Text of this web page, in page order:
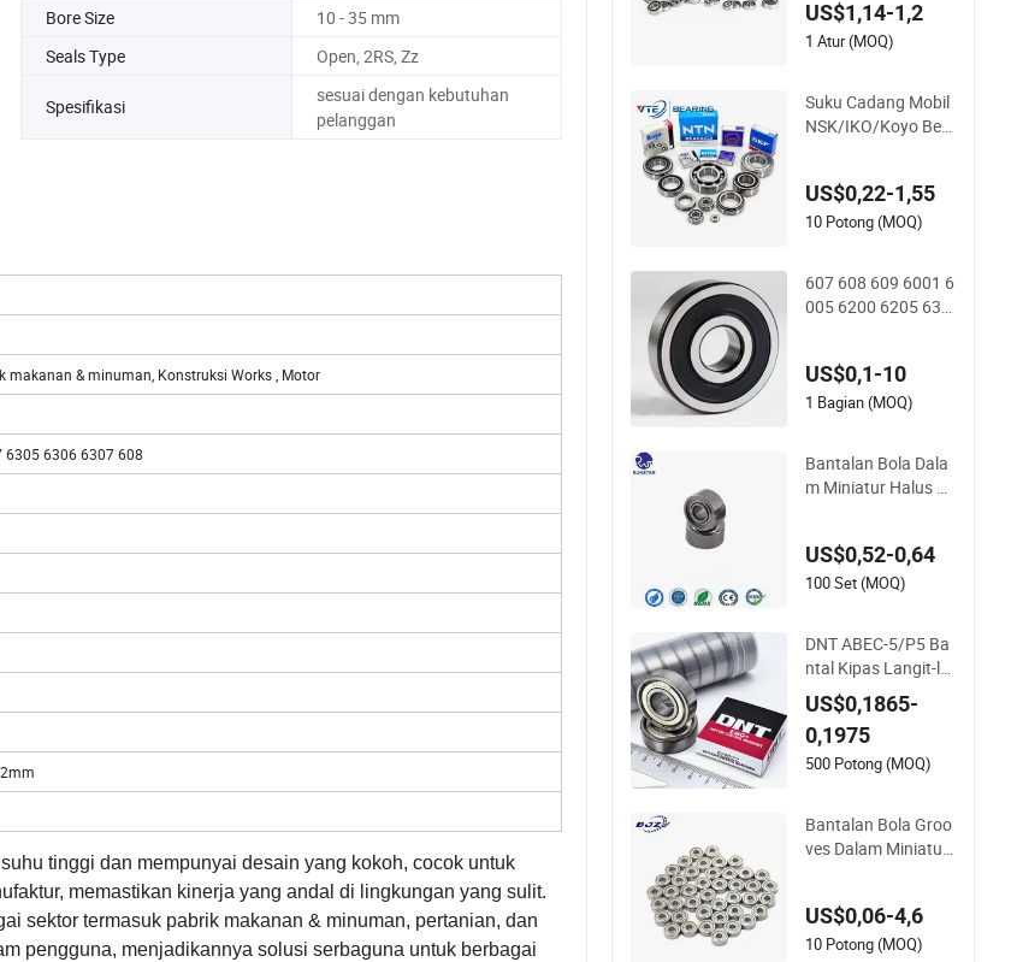
Bore Size
10 - 35 mm
Seals Type Open, 2RS, Zz
Spesifikasi
sesuai dengan kebutuhan
pelanggan
makanan & minuman, Konstruksi Works , Motor
6306 6307 608
tinggi dan mempunyai desain yang kokoh, cocok untuk
memastikan kinerja yang andal di lingkungan yang sulit.
sektor termasuk pabrik makanan & minuman, pertanian, dan
pengguna, menjadikannya solusi serbaguna untuk berbagai
6203 6204 6205 Zz
2RS C3 Bantalan Bo
Otomotif Mesin Pert
anian
US$1,14-1,2
1 Atur (MOQ)
Suku Cadang Mobil
NSK/IKO/Koyo Bea
208 6209 6210 621
1 6212 6213 6214 B
ntuk Mobil Sepeda
Motor
US$0,22-1,55
10 Potong (MOQ)
607 608 609 6001 6
005 6200 6205 630
N, Timken Bantalan
Bola Dalam dengan
peda Motor Kelas
US$0,1-10
1 Bagian (MOQ)
Bantalan Bola Dala
m Miniatur Halus 1.
uk Fingerboard Pres
isi 681xzz Seluncur
US$0,52-0,64
100 Set (MOQ)
DNT ABEC-5/P5 Ba
ntal Kipas Langit-la
ngit Presisi Tinggi B
antal Pompa Air Ba
ntal Sepeda Motor Z
2V2/Z3V3/Z4V4 Ke
2 Bantal Bola Groov
es Dalam
US$0,1865-
0,1975
500 Potong (MOQ)
Bantalan Bola Groo
ves Dalam Miniatur
629 6200 6201 620
2-2z Bantalan Kecil
US$0,06-4,6
10 Potong (MOQ)